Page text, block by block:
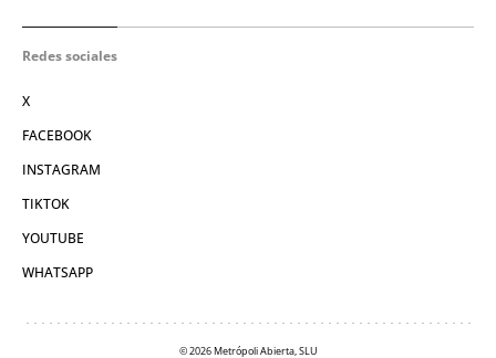
Redes sociales
X
FACEBOOK
INSTAGRAM
TIKTOK
YOUTUBE
WHATSAPP
© 2026 Metrópoli Abierta, SLU